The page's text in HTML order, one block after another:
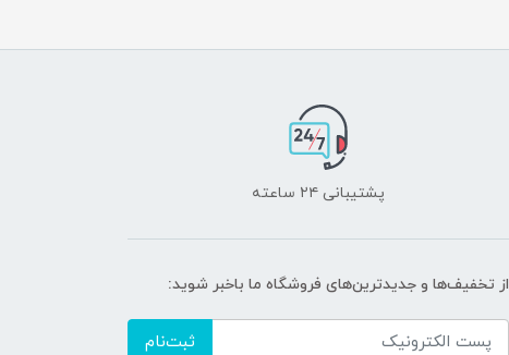
پشتیبانی ۲۴ ساعته
از تخفیف‌ها و جدیدترین‌های فروشگاه ما باخبر شوید:
ثبت‌نام